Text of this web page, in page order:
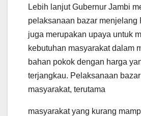
Lebih lanjut Gubernur Jambi
pelaksanaan bazar menjelang
juga merupakan upaya untuk
kebutuhan masyarakat dalam
bahan pokok dengan harga
terjangkau. Pelaksanaan
masyarakat, terutama
masyarakat yang kurang